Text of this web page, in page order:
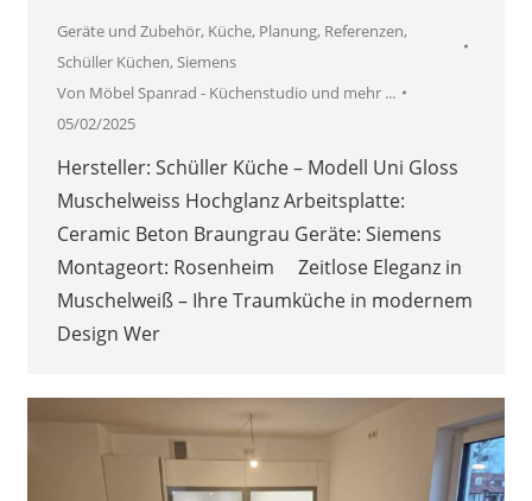
Geräte und Zubehör, Küche, Planung, Referenzen,
Schüller Küchen, Siemens
Von Möbel Spanrad - Küchenstudio und mehr ...
05/02/2025
Hersteller: Schüller Küche – Modell Uni Gloss
Muschelweiss Hochglanz Arbeitsplatte:
Ceramic Beton Braungrau Geräte: Siemens
Montageort: Rosenheim Zeitlose Eleganz in
Muschelweiß – Ihre Traumküche in modernem
Design Wer